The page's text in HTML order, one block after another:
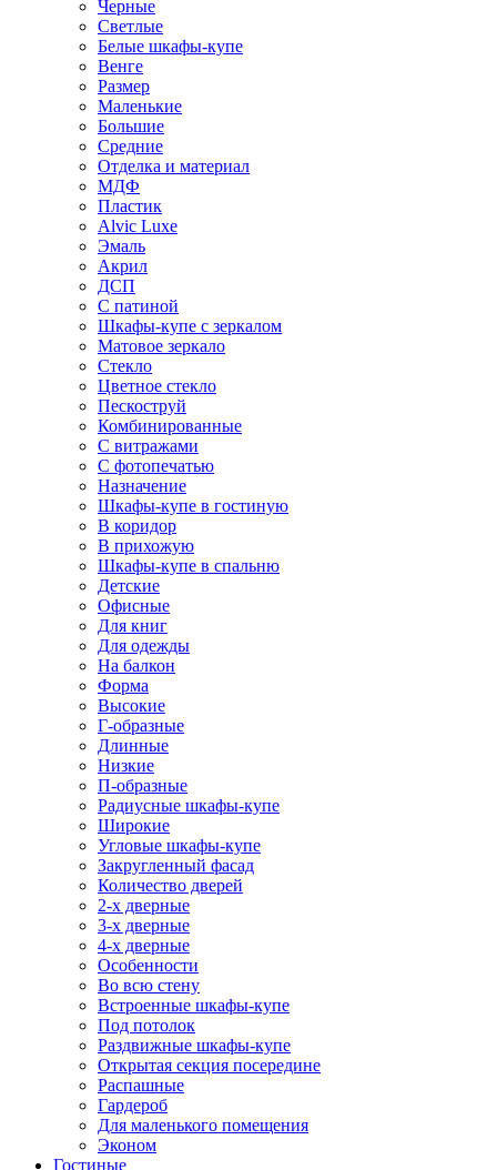
Черные
Светлые
Белые шкафы-купе
Венге
Размер
Маленькие
Большие
Средние
Отделка и материал
МДФ
Пластик
Alvic Luxe
Эмаль
Акрил
ДСП
С патиной
Шкафы-купе с зеркалом
Матовое зеркало
Стекло
Цветное стекло
Пескоструй
Комбинированные
С витражами
С фотопечатью
Назначение
Шкафы-купе в гостиную
В коридор
В прихожую
Шкафы-купе в спальню
Детские
Офисные
Для книг
Для одежды
На балкон
Форма
Высокие
Г-образные
Длинные
Низкие
П-образные
Радиусные шкафы-купе
Широкие
Угловые шкафы-купе
Закругленный фасад
Количество дверей
2-х дверные
3-х дверные
4-х дверные
Особенности
Во всю стену
Встроенные шкафы-купе
Под потолок
Раздвижные шкафы-купе
Открытая секция посередине
Распашные
Гардероб
Для маленького помещения
Эконом
Гостиные